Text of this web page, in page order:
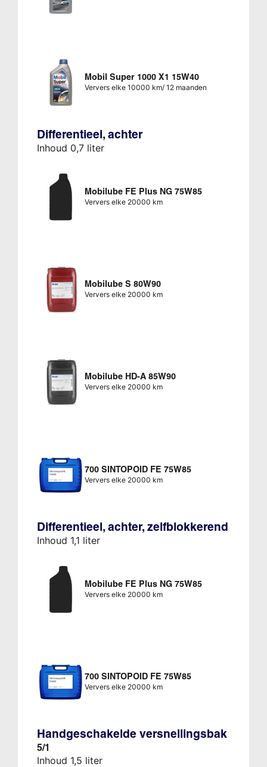
Mobil Super 1000 X1 15W40
Ververs elke 10000 km/ 12 maanden
Differentieel, achter
Inhoud 0,7 liter
Mobilube FE Plus NG 75W85
Ververs elke 20000 km
Mobilube S 80W90
Ververs elke 20000 km
Mobilube HD-A 85W90
Ververs elke 20000 km
700 SINTOPOID FE 75W85
Ververs elke 20000 km
Differentieel, achter, zelfblokkerend
Inhoud 1,1 liter
Mobilube FE Plus NG 75W85
Ververs elke 20000 km
700 SINTOPOID FE 75W85
Ververs elke 20000 km
Handgeschakelde versnellingsbak
5/1
Inhoud 1,5 liter